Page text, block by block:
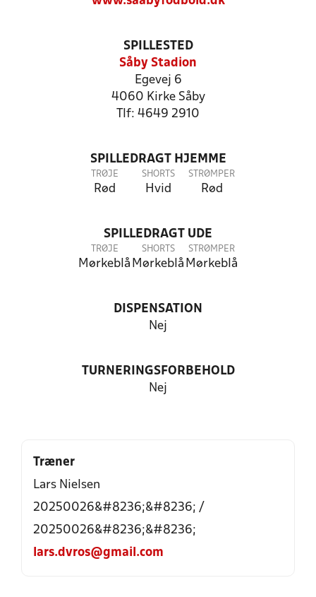
SPILLESTED
Såby Stadion
Egevej 6
4060 Kirke Såby
Tlf: 4649 2910
SPILLEDRAGT HJEMME
TRØJE
Rød
SHORTS
Hvid
STRØMPER
Rød
SPILLEDRAGT UDE
TRØJE
Mørkeblå
SHORTS
Mørkeblå
STRØMPER
Mørkeblå
DISPENSATION
Nej
TURNERINGSFORBEHOLD
Nej
Træner
Lars Nielsen
20250026&#8236;&#8236; /
20250026&#8236;&#8236;
lars.dvros@gmail.com